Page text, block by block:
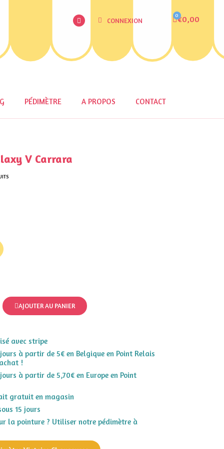
CONNEXION €0,00
PÉDIMÈTRE A PROPOS CONTACT
V Carrara
AJOUTER AU PANIER
avec stripe
à partir de 5€ en Belgique en Point Relais
!
à partir de 5,70€ en Europe en Point
gratuit en magasin
15 jours
la pointure ? Utiliser notre pédimètre à